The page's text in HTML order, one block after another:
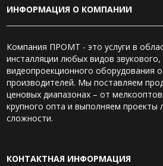
ИНФОРМАЦИЯ О КОМПАНИИ
Компания ПРОМТ - это услуги в
инсталляции любых видов звукового,
видеопроекционного оборудования
производителей. Мы поставляем
ценовых диапазонах – от
крупного опта и выполняем
сложности.
КОНТАКТНАЯ ИНФОРМАЦИЯ